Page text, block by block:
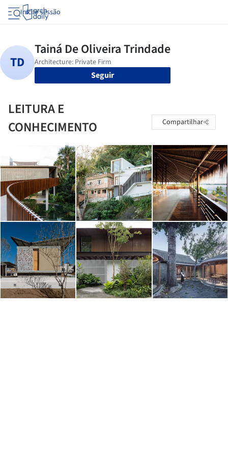
Iniciar sessão
Seguir
LEITURA E
CONHECIMENTO
Compartilhar